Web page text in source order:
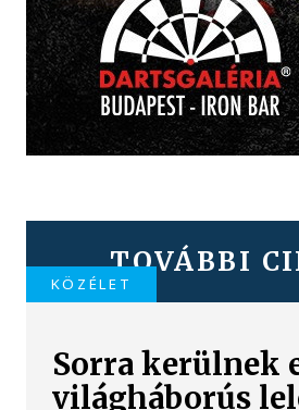
TOVÁBBI
KÖZÉLET
Sorra kerülnek
világháborús